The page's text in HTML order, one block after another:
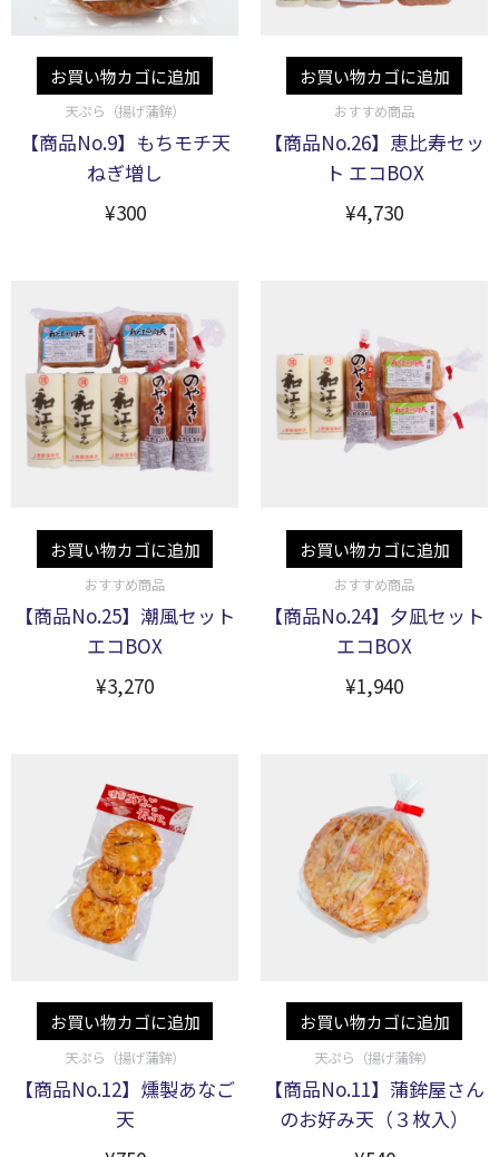
お買い物カゴに追加
天ぷら（揚げ蒲鉾）
【商品No.9】もちモチ天
ねぎ増し
¥300
お買い物カゴに追加
おすすめ商品
【商品No.26】恵比寿セッ
ト エコBOX
¥4,730
お買い物カゴに追加
おすすめ商品
【商品No.25】潮風セット
エコBOX
¥3,270
お買い物カゴに追加
おすすめ商品
【商品No.24】夕凪セット
エコBOX
¥1,940
お買い物カゴに追加
天ぷら（揚げ蒲鉾）
【商品No.12】燻製あなご
天
お買い物カゴに追加
天ぷら（揚げ蒲鉾）
【商品No.11】蒲鉾屋さん
のお好み天（３枚入）